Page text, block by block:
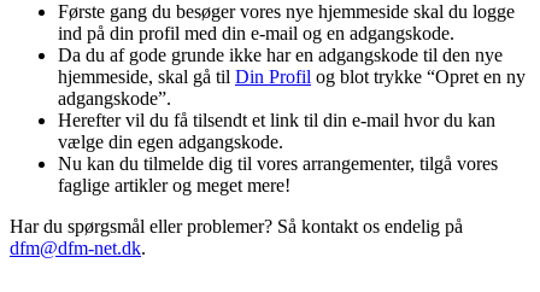
Første gang du besøger vores nye hjemmeside skal du logge
ind på din profil med din e-mail og en adgangskode.
Da du af gode grunde ikke har en adgangskode til den nye
hjemmeside, skal gå til Din Profil og blot trykke “Opret en ny
adgangskode”.
Herefter vil du få tilsendt et link til din e-mail hvor du kan
vælge din egen adgangskode.
Nu kan du tilmelde dig til vores arrangementer, tilgå vores
faglige artikler og meget mere!
Har du spørgsmål eller problemer? Så kontakt os endelig på
dfm@dfm-net.dk.